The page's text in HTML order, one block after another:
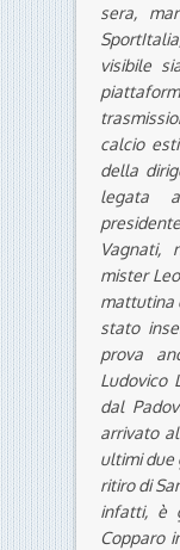
sera,
visibile
calcio
della
legata
Vagnati,
mister
mattutina
stato
prova
Ludovico
dal
arrivato
ultimi due
ritiro di
infatti, è
Copparo